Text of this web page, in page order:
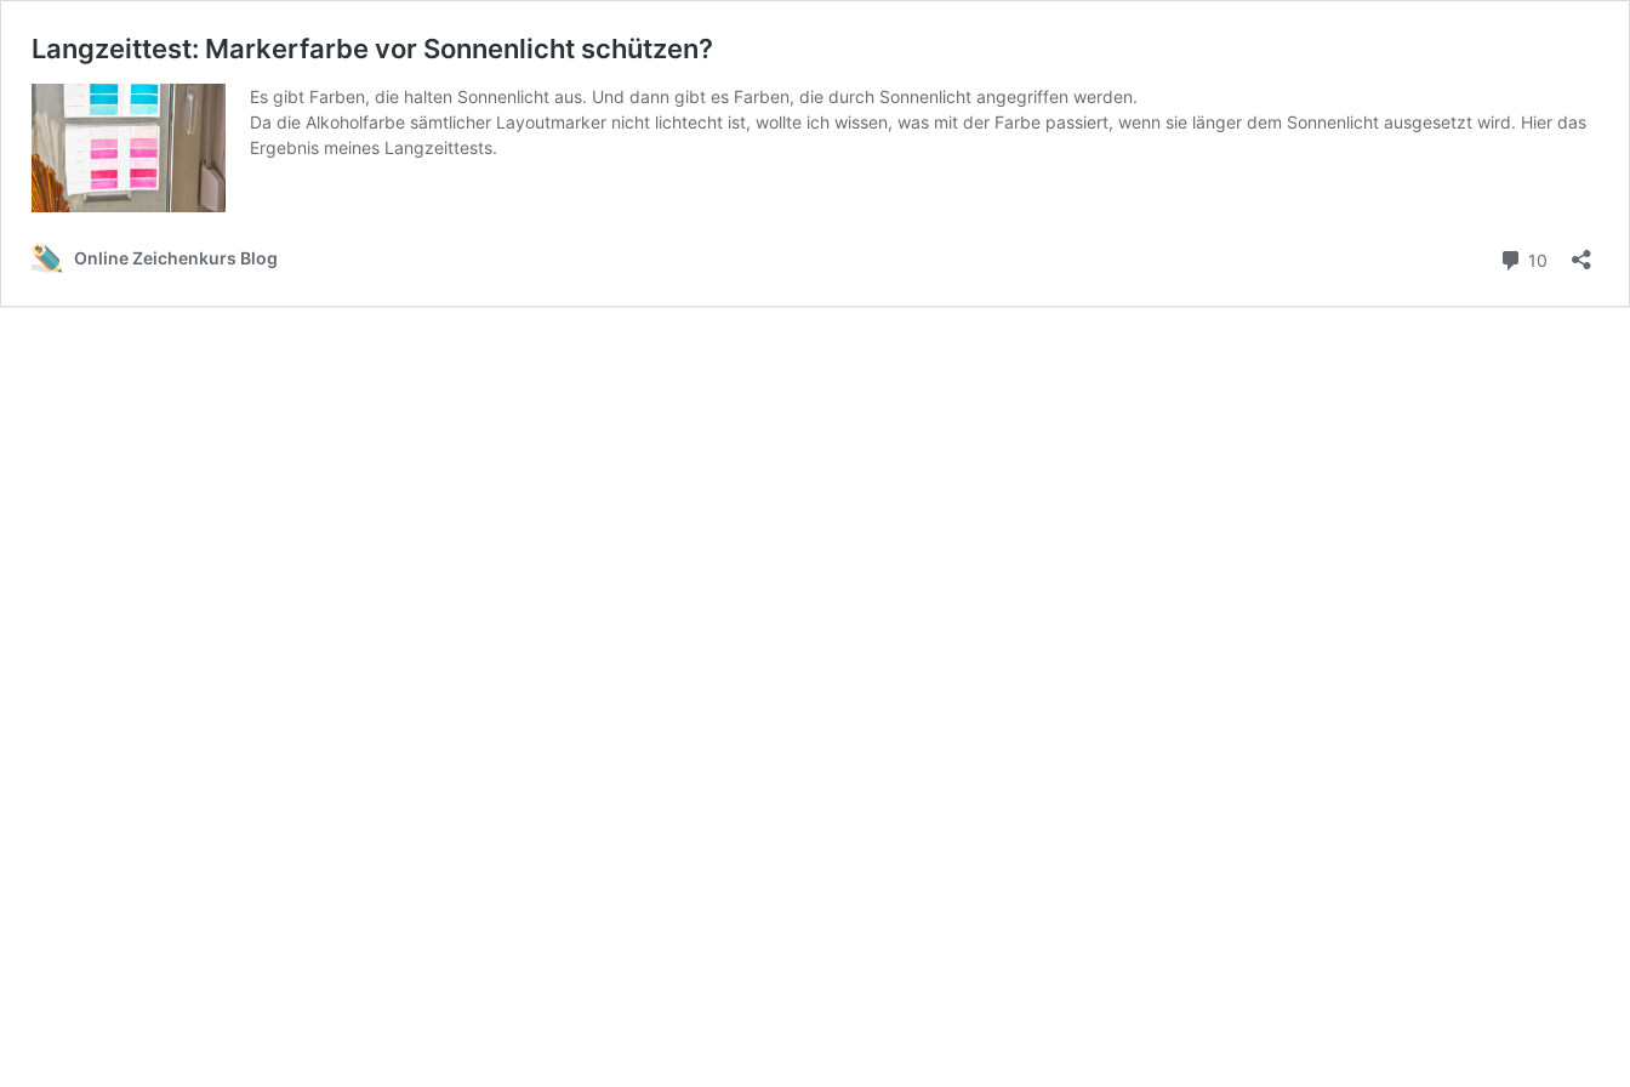
Langzeittest: Markerfarbe vor Sonnenlicht schützen?
Es gibt Farben, die halten Sonnenlicht aus. Und dann gibt es Farben, die durch Sonnenlicht angegriffen werden.
Da die Alkoholfarbe sämtlicher Layoutmarker nicht lichtecht ist, wollte ich wissen, was mit der Farbe passiert, wenn sie länger dem Sonnenlicht ausgesetzt wird. Hier das
Ergebnis meines Langzeittests.
Online Zeichenkurs Blog 10